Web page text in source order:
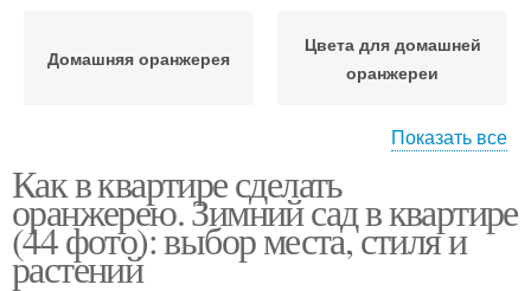
Домашняя оранжерея
Цвета для домашней
оранжереи
Оранжерея на даче
Показать все
Как в квартире сделать
оранжерею. Зимний сад в квартире
(44 фото): выбор места, стиля и
растений